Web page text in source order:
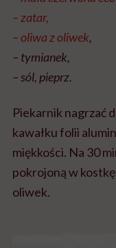
– zatar,
–oliwa z oliwek,
– tymianek,
– sól, pieprz.
Piekarnik nagrzać
kawałku folii
miękkości. Na 30
pokrojoną w
oliwek.